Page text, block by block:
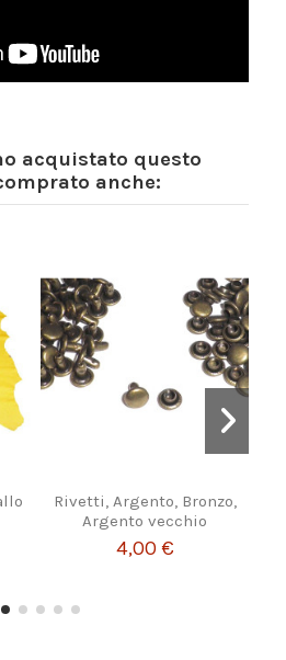
acquistato questo
anche:
Rivetti, Argento, Bronzo,
Argento vecchio
4,00 €